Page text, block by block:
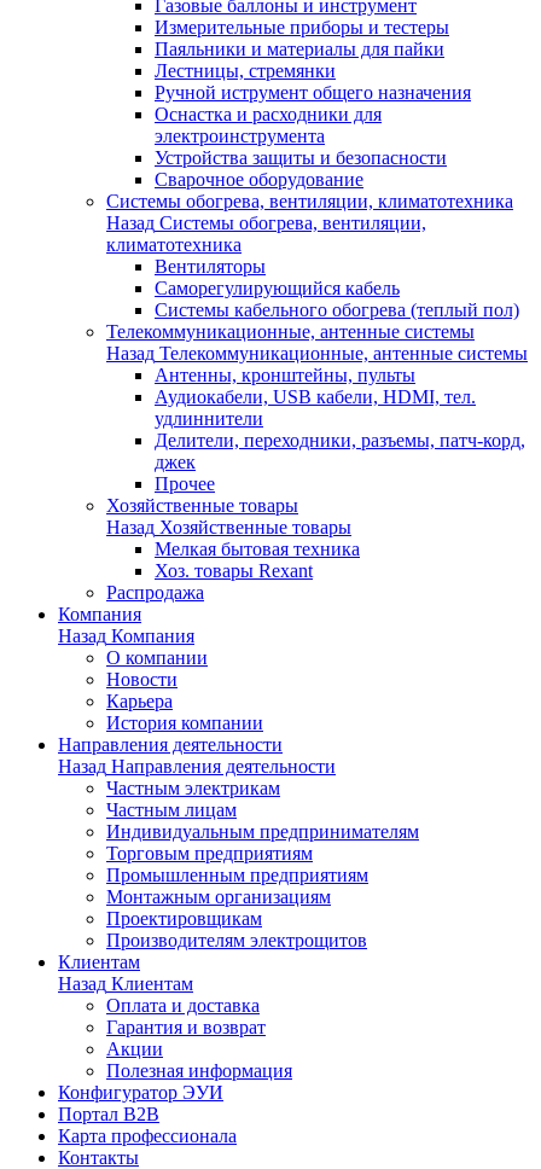
Газовые баллоны и инструмент
Измерительные приборы и тестеры
Паяльники и материалы для пайки
Лестницы, стремянки
Ручной иструмент общего назначения
Оснастка и расходники для
электроинструмента
Устройства защиты и безопасности
Сварочное оборудование
Системы обогрева, вентиляции, климатотехника
Назад Системы обогрева, вентиляции,
климатотехника
Вентиляторы
Саморегулирующийся кабель
Системы кабельного обогрева (теплый пол)
Телекоммуникационные, антенные системы
Назад Телекоммуникационные, антенные системы
Антенны, кронштейны, пульты
Аудиокабели, USB кабели, HDMI, тел.
удлиннители
Делители, переходники, разъемы, патч-корд,
джек
Прочее
Хозяйственные товары
Назад Хозяйственные товары
Мелкая бытовая техника
Хоз. товары Rexant
Распродажа
Компания
Назад Компания
О компании
Новости
Карьера
История компании
Направления деятельности
Назад Направления деятельности
Частным электрикам
Частным лицам
Индивидуальным предпринимателям
Торговым предприятиям
Промышленным предприятиям
Монтажным организациям
Проектировщикам
Производителям электрощитов
Клиентам
Назад Клиентам
Оплата и доставка
Гарантия и возврат
Акции
Полезная информация
Конфигуратор ЭУИ
Портал B2B
Карта профессионала
Контакты